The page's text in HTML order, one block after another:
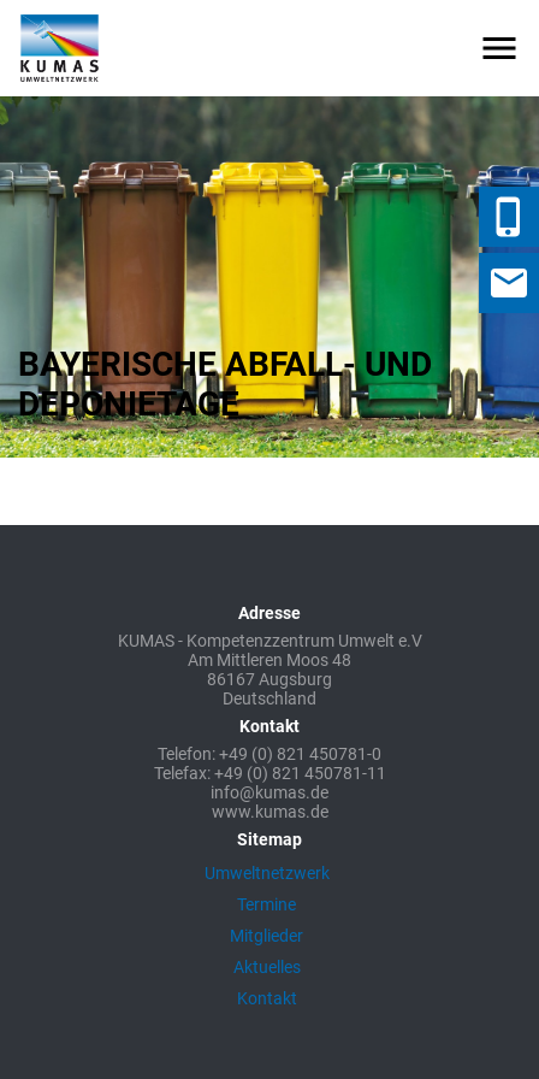
BAYERISCHE ABFALL- UND
DEPONIETAGE
Adresse
KUMAS - Kompetenzzentrum Umwelt e.V
Am Mittleren Moos 48
86167 Augsburg
Deutschland
Kontakt
Telefon: +49 (0) 821 450781-0
Telefax: +49 (0) 821 450781-11
info@kumas.de
www.kumas.de
Sitemap
Umweltnetzwerk
Termine
Mitglieder
Aktuelles
Kontakt